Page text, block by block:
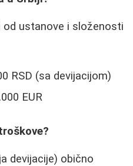
od ustanove i složenosti
RSD (sa devijacijom)
EUR
devijacije) obično